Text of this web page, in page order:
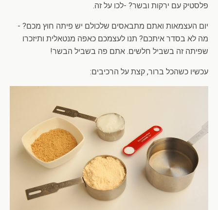
פלסטיק עם ירקות ובשר? -לכו על זה.
יום העצמאות ואתם מתבאסים שלכולם יש פיתה חוץ מכם? -
מה לא בסדר איתכם? תנו לעצמכם כאפה מנטאלית ותיזכרו
שפיתה זה בשביל חלשים. אתם פה בשביל הבשר!
עכשיו כשהכל ברור, קצת על הרכיבים: